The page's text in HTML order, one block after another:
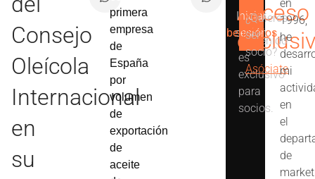
Consejo
Oleícola
Internacional
en
su
primera
empresa
de
España
por
volumen
de
exportación
de
aceite
Acceso
Este
contenido
es
exclusivo
para
socios.
Iniciar
sesión
Ver
beneficios
¿Quieres
ser
socio?
Asóciate
en
1996,
he
mi
en
el
de